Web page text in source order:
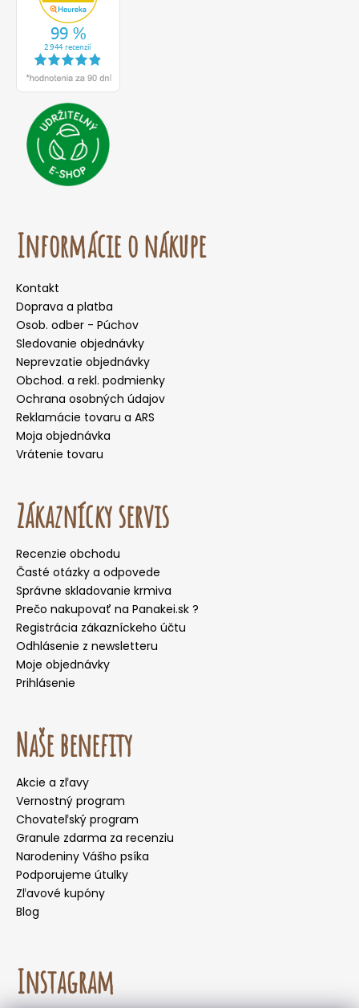
Informácie o nákupe
Kontakt
Doprava a platba
Osob. odber - Púchov
Sledovanie objednávky
Neprevzatie objednávky
Obchod. a rekl. podmienky
Ochrana osobných údajov
Reklamácie tovaru a ARS
Moja objednávka
Vrátenie tovaru
Zákaznícky servis
Recenzie obchodu
Časté otázky a odpovede
Správne skladovanie krmiva
Prečo nakupovať na Panakei.sk ?
Registrácia zákazníckeho účtu
Odhlásenie z newsletteru
Moje objednávky
Prihlásenie
Naše benefity
Akcie a zľavy
Vernostný program
Chovateľský program
Granule zdarma za recenziu
Narodeniny Vášho psíka
Podporujeme útulky
Zľavové kupóny
Blog
Instagram